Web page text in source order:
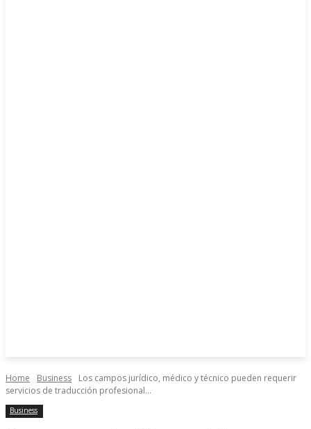
Home Business
Los campos jurídico, médico y técnico pueden requerir
servicios de traducción profesional...
Business